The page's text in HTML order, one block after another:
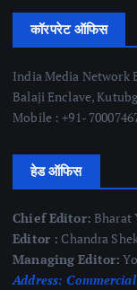
कॉरपरेट ऑफिस
India Media Network
Balaji Enclave,
Mobile : +91-
हेड ऑफिस
Chief Editor: Bharat
Editor : Chandra
Managing Editor:
Address: